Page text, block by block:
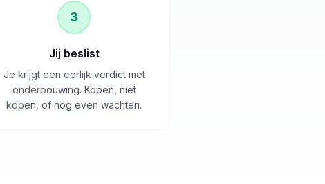
3
Jij beslist
Je krijgt een eerlijk verdict met
onderbouwing. Kopen, niet
kopen, of nog even wachten.